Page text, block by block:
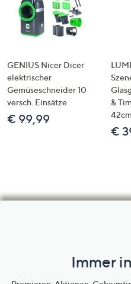
GENIUS Nicer Dicer
elektrischer
Gemüseschneider 10
versch. Einsätze
€ 99,99
&
€
Immer